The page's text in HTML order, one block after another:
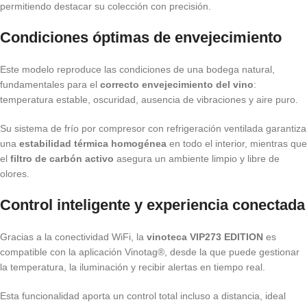
permitiendo destacar su colección con precisión.
Condiciones óptimas de envejecimiento
Este modelo reproduce las condiciones de una bodega natural,
fundamentales para el correcto envejecimiento del vino:
temperatura estable, oscuridad, ausencia de vibraciones y aire puro.
Su sistema de frío por compresor con refrigeración ventilada garantiza
una estabilidad térmica homogénea en todo el interior, mientras que
el filtro de carbón activo asegura un ambiente limpio y libre de
olores.
Control inteligente y experiencia conectada
Gracias a la conectividad WiFi, la vinoteca VIP273 EDITION es
compatible con la aplicación Vinotag®, desde la que puede gestionar
la temperatura, la iluminación y recibir alertas en tiempo real.
Esta funcionalidad aporta un control total incluso a distancia, ideal